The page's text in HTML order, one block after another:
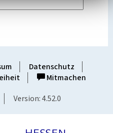
Datenschutz
Mitmachen
Version: 4.52.0